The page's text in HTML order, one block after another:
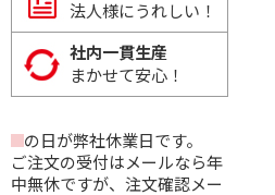
法人様にうれしい！
社内一貫生産
まかせて安心！
の日が弊社休業日です。
ご注文の受付はメールなら年
中無休ですが、注文確認メー